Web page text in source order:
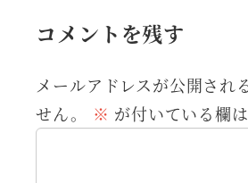
コメントを残す
メールアドレスが公開され
せん。
※ が付いている欄